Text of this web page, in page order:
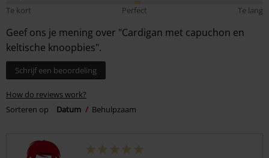
Te kort
Perfect Te lang
Geef ons je mening over "Cardigan met capuchon en
keltische knoopbies".
Schrijf een beoordeling
How do reviews work?
Sorteren op
Datum Behulpzaam